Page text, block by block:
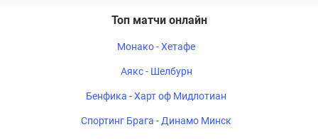
Топ матчи онлайн
Монако - Хетафе
Аякс - Шелбурн
Бенфика - Харт оф Мидлотиан
Спортинг Брага - Динамо Минск